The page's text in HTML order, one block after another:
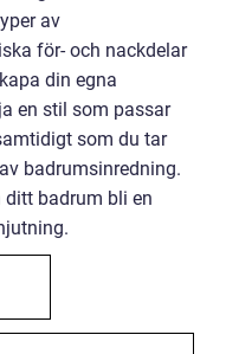
av
för- och nackdelar
din egna
en stil som passar
som du tar
badrumsinredning.
ditt badrum bli en